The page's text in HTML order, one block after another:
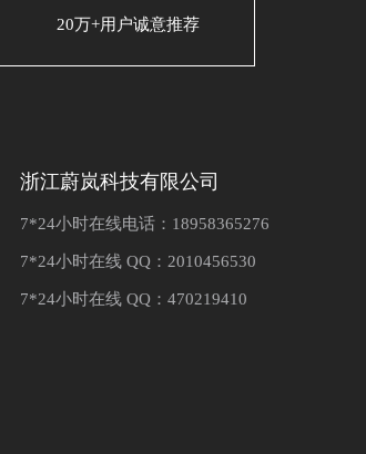
20万+用户诚意推荐
浙江蔚岚科技有限公司
7*24小时在线电话：18958365276
7*24小时在线 QQ：2010456530
7*24小时在线 QQ：470219410